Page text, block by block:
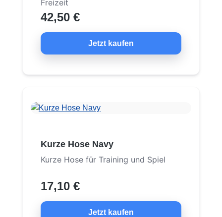
Freizeit
42,50 €
Jetzt kaufen
Kurze Hose Navy
Kurze Hose für Training und Spiel
17,10 €
Jetzt kaufen